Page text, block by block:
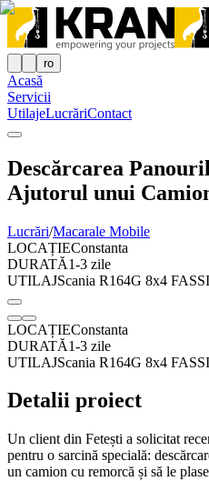
ro
Acasă
Servicii
UtilajeLucrăriContact
Descărcarea
Ajutorul unui
Lucrări/Macarale Mobile
LOCAȚIEConstanta
DURATĂ1-3 zile
UTILAJScania R164G 8x4
LOCAȚIEConstanta
DURATĂ1-3 zile
UTILAJScania R164G 8x4
Detalii proiect
Un client din Fetești a solicitat
pentru o sarcină specială:
un camion cu remorcă și să le